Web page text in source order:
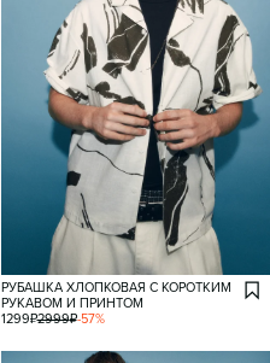
РУБАШКА ХЛОПКОВАЯ С КОРОТКИМ
РУКАВОМ И ПРИНТОМ
1299₽2999₽-57%